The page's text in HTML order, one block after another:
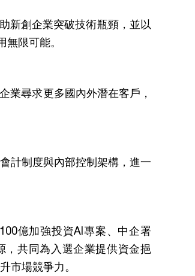
新創企業突破技術瓶頸，並以
限可能。
業尋求更多國內外潛在客戶，
計制度與內部控制架構，進一
億加強投資AI專案、中企署
，共同為入選企業提供資金挹
市場競爭力。